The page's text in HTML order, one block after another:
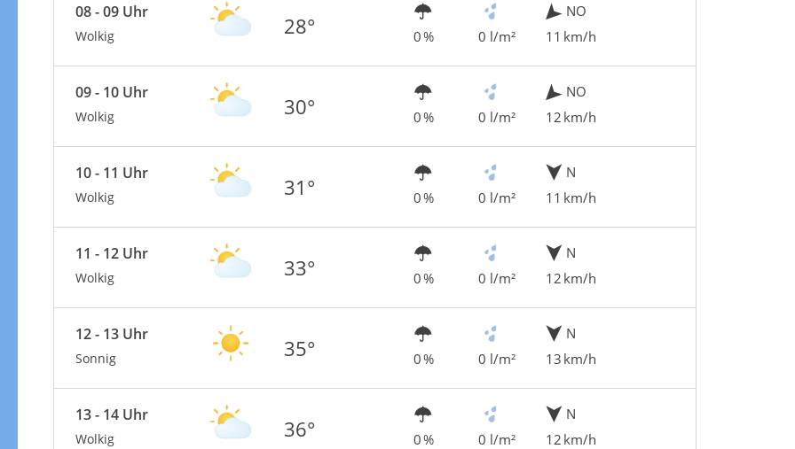
08 - 09 Uhr
Wolkig 28° 0 % 0 l/m²
NO
11 km/h
09 - 10 Uhr
Wolkig 30° 0 % 0 l/m²
NO
12 km/h
10 - 11 Uhr
Wolkig 31° 0 % 0 l/m²
N
11 km/h
11 - 12 Uhr
Wolkig 33° 0 % 0 l/m²
N
12 km/h
12 - 13 Uhr
Sonnig 35° 0 % 0 l/m²
N
13 km/h
13 - 14 Uhr
Wolkig 36° 0 % 0 l/m²
N
12 km/h